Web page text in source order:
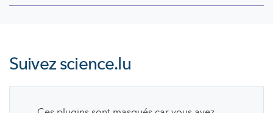
Suivezscience.lu